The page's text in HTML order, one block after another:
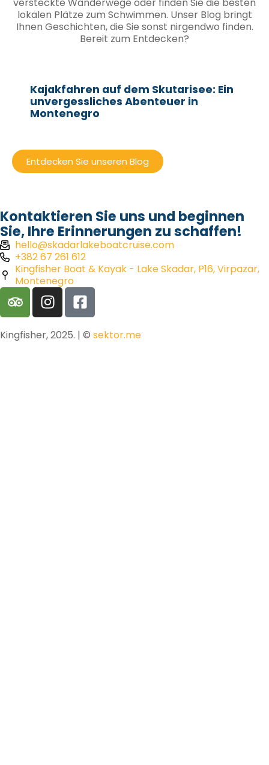
lokalen Plätze zum Schwimmen. Unser Blog bringt
Ihnen Geschichten, die Sie sonst nirgendwo finden.
Bereit zum Entdecken?
Kajakfahren auf dem Skutarisee: Ein
unvergessliches Abenteuer in
Montenegro
Entdecken Sie unseren Blog
Kontaktieren Sie uns und beginnen
Sie, Ihre Erinnerungen zu schaffen!
hello@skadarlakeboatcruise.com
+382 67 261 612
Kingfisher Boat & Kayak - Lake Skadar, P16, Virpazar,
Montenegro
Kingfisher, 2025. | © sektor.me